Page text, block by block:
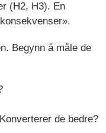
(H2, H3). En
Begynn å måle de
de bedre?